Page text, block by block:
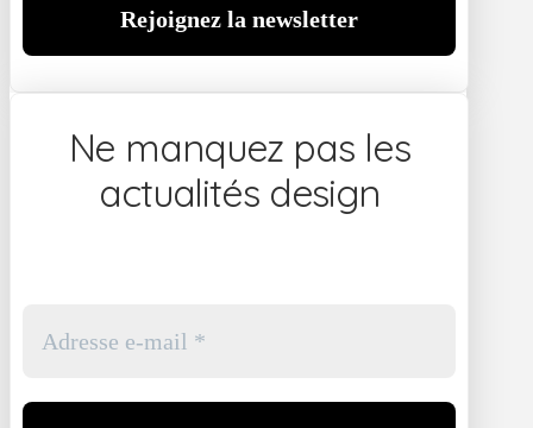
Ne manquez pas les
actualités design